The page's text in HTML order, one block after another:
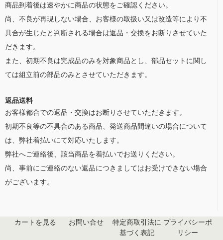
商品到着後は速やかに商品の状態をご確認ください。
尚、不良が再現しない場合、お客様の取扱い又は改造等により不
具合が生じたと判断される場合は返品・交換をお断りさせていた
だきます。
また、初期不良は完成品のみを対象商品とし、部品セットに関し
ては組立前の部品のみとさせていただきます。
返品送料
お客様都合での返品・交換はお断りさせていただきます。
初期不良等の不具合のある商品、発送商品間違いの場合について
は、弊社着払いにて対応いたします。
弊社へご連絡後、該当商品を着払いでお送りください。
尚、事前にご連絡のない返品につきましてはお受けできない場合
がございます。
カートを見る お問い合せ
特定商取引法に
基づく表記
プライバシーポ
リシー